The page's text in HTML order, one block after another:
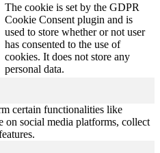
The cookie is set by the GDPR
Cookie Consent plugin and is
used to store whether or not user
has consented to the use of
cookies. It does not store any
personal data.
certain functionalities like
on social media platforms, collect